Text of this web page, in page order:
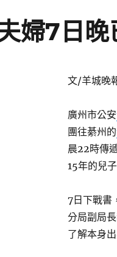
婦7日
文/羊城晚
廣州市公安
團往綦州的
晨22時傳
15年的兒
7日下戰書
分局副局
了解本身